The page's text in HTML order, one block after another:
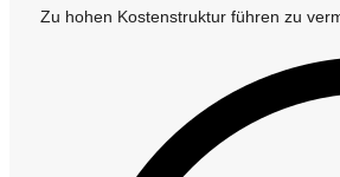
Zu hohen Kostenstruktur führen zu